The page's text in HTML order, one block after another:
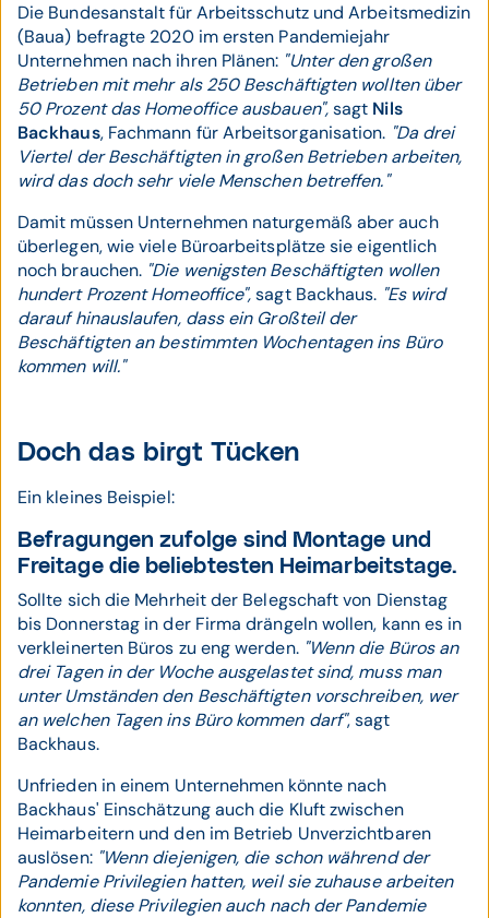
Die Bundesanstalt für Arbeitsschutz und Arbeitsmedizin
(Baua) befragte 2020 im ersten Pandemiejahr
Unternehmen nach ihren Plänen: "Unter den großen
Betrieben mit mehr als 250 Beschäftigten wollten über
50 Prozent das Homeoffice ausbauen",sagt Nils
Backhaus, Fachmann für Arbeitsorganisation. "Da drei
Viertel der Beschäftigten in großen Betrieben arbeiten,
wird das doch sehr viele Menschen betreffen."
Damit müssen Unternehmen naturgemäß aber auch
überlegen, wie viele Büroarbeitsplätze sie eigentlich
noch brauchen. "Die wenigsten Beschäftigten wollen
hundert Prozent Homeoffice",sagt Backhaus. "Es wird
darauf hinauslaufen, dass ein Großteil der
Beschäftigten an bestimmten Wochentagen ins Büro
kommen will."
Doch das birgt Tücken
Ein kleines Beispiel:
Befragungen zufolge sind Montage und
Freitage die beliebtesten Heimarbeitstage.
Sollte sich die Mehrheit der Belegschaft von Dienstag
bis Donnerstag in der Firma drängeln wollen, kann es in
verkleinerten Büros zu eng werden. "Wenn die Büros an
drei Tagen in der Woche ausgelastet sind, muss man
unter Umständen den Beschäftigten vorschreiben, wer
an welchen Tagen ins Büro kommen darf", sagt
Backhaus.
Unfrieden in einem Unternehmen könnte nach
Backhaus' Einschätzung auch die Kluft zwischen
Heimarbeitern und den im Betrieb Unverzichtbaren
auslösen: "Wenn diejenigen, die schon während der
Pandemie Privilegien hatten, weil sie zuhause arbeiten
konnten, diese Privilegien auch nach der Pandemie